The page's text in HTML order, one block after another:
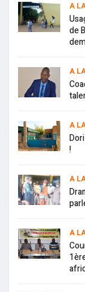
A
de
A
A
!
A
A